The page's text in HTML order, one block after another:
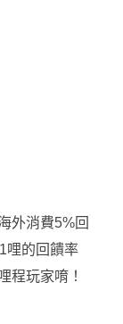
外消費5%回
哩的回饋率
程玩家唷！